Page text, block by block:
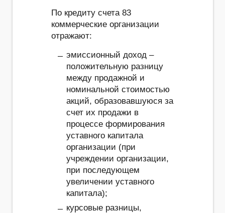
По кредиту счета 83
коммерческие организации
отражают:
эмиссионный доход –
положительную разницу
между продажной и
номинальной стоимостью
акций, образовавшуюся за
счет их продажи в
процессе формирования
уставного капитала
организации (при
учреждении организации,
при последующем
увеличении уставного
капитала);
курсовые разницы,